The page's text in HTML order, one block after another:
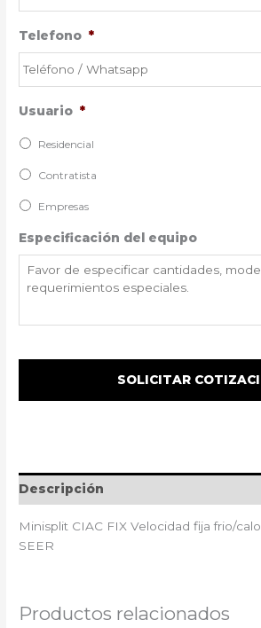
Telefono *
Usuario *
Residencial
Contratista
Empresas
Especificación del equipo
Descripción
Minisplit CIAC FIX Velocidad fija frio/
SEER
Productos relacionados